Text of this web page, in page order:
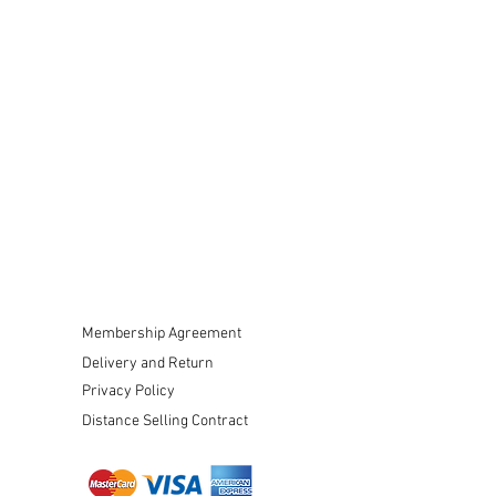
Membership Agreement
Delivery and Return
Privacy Policy
Distance Selling Contract